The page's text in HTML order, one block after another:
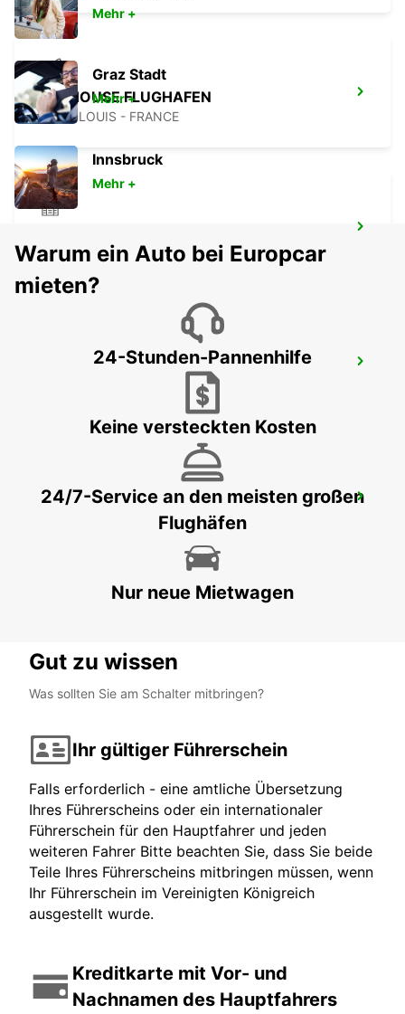
MULHOUSE FLUGHAFEN
SAINT-LOUIS - FRANCE
OLTEN - SWITZERLAND
SOLOTHURN ZUCHWIL, AUTO WEBER
ZUCHWIL - SWITZERLAND
AARAU OBERENTFELDEN
OBERENTFELDEN - SWITZERLAND
Mehr +
Graz Stadt
Mehr +
Innsbruck
Mehr +
Warum ein Auto bei Europcar
mieten?
24-Stunden-Pannenhilfe
Keine versteckten Kosten
24/7-Service an den meisten großen
Flughäfen
Nur neue Mietwagen
Gut zu wissen
Was sollten Sie am Schalter mitbringen?
Ihr gültiger Führerschein
Falls erforderlich - eine amtliche Übersetzung
Ihres Führerscheins oder ein internationaler
Führerschein für den Hauptfahrer und jeden
weiteren Fahrer Bitte beachten Sie, dass Sie beide
Teile Ihres Führerscheins mitbringen müssen, wenn
Ihr Führerschein im Vereinigten Königreich
ausgestellt wurde.
Kreditkarte mit Vor- und
Nachnamen des Hauptfahrers